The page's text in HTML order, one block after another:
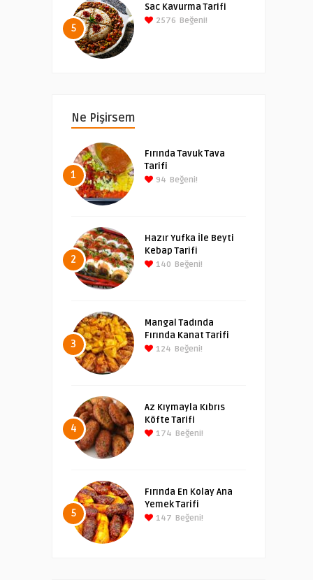
5
Sac Kavurma Tarifi
2576 Beğeni!
Ne Pişirsem
1
Fırında Tavuk Tava
Tarifi
94 Beğeni!
2
Hazır Yufka İle Beyti
Kebap Tarifi
140 Beğeni!
3
Mangal Tadında
Fırında Kanat Tarifi
124 Beğeni!
4
Az Kıymayla Kıbrıs
Köfte Tarifi
174 Beğeni!
5
Fırında En Kolay Ana
Yemek Tarifi
147 Beğeni!